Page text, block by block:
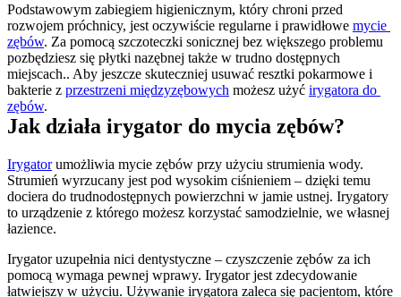
Podstawowym zabiegiem higienicznym, który chroni przed
rozwojem próchnicy, jest oczywiście regularne i prawidłowe mycie
zębów. Za pomocą szczoteczki sonicznej bez większego problemu
pozbędziesz się płytki nazębnej także w trudno dostępnych
miejscach.. Aby jeszcze skuteczniej usuwać resztki pokarmowe i
bakterie z przestrzeni międzyzębowych możesz użyć irygatora do
zębów.
Jak działa irygator do mycia zębów?
Irygator umożliwia mycie zębów przy użyciu strumienia wody.
Strumień wyrzucany jest pod wysokim ciśnieniem – dzięki temu
dociera do trudnodostępnych powierzchni w jamie ustnej. Irygatory
to urządzenie z którego możesz korzystać samodzielnie, we własnej
łazience.
Irygator uzupełnia nici dentystyczne – czyszczenie zębów za ich
pomocą wymaga pewnej wprawy. Irygator jest zdecydowanie
łatwiejszy w użyciu. Używanie irygatora zaleca się pacjentom, które